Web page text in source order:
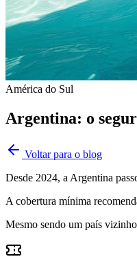
América do Sul
Argentina: o
Voltar para o blog
Desde 2024, a Argentina
A cobertura mínima
Mesmo sendo um país